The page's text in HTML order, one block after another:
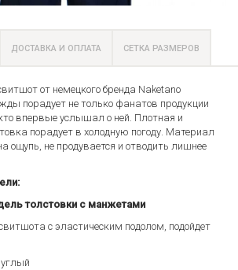
ДОСТАВКА И ОПЛАТА СЕТКА РАЗМЕРОВ
от немецкого бренда Naketano
порадует не только фанатов продукции
впервые услышал о ней. Плотная и
порадует в холодную погоду. Материал
ощупь, не продувается и отводить лишнее
толстовки с манжетами
с эластическим подолом, подойдет